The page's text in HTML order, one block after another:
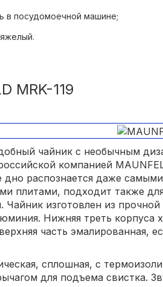
в посудомоечной машине;
MRK-119
чайник с необычным
компанией
дно распознается даже
плитами, подходит также
Чайник изготовлен из
Нижняя треть корпуса
часть эмалированная,
сплошная, с
для подъема свистка.